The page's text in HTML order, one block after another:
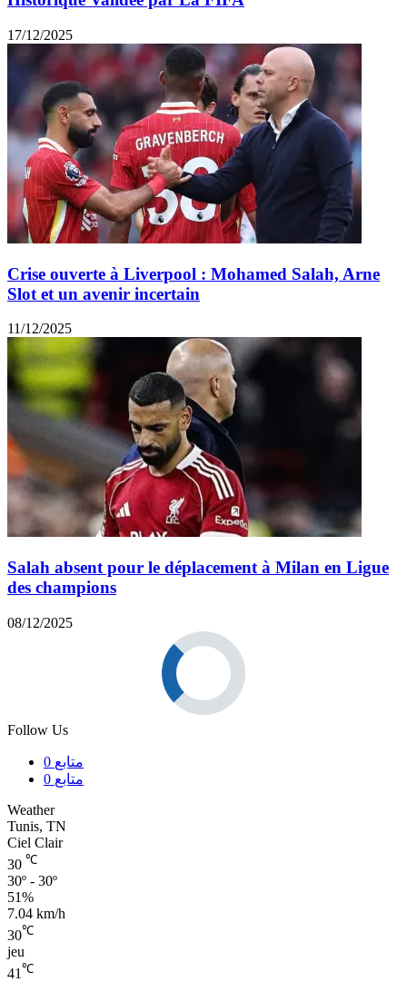
17/12/2025
Crise ouverte à Liverpool : Mohamed Salah, Arne
Slot et un avenir incertain
11/12/2025
Salah absent pour le déplacement à Milan en Ligue
des champions
08/12/2025
Follow Us
0 متابع
0 متابع
Weather
Tunis, TN
Ciel Clair
30 ℃
30º - 30º
51%
7.04 km/h
30℃
jeu
41℃